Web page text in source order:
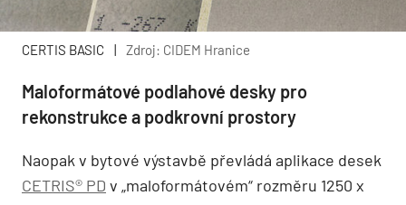
CERTIS BASIC | Zdroj: CIDEM Hranice
Maloformátové podlahové desky pro
rekonstrukce a podkrovní prostory
Naopak v bytové výstavbě převládá aplikace desek
CETRIS® PD v „maloformátovém“ rozměru 1250 x